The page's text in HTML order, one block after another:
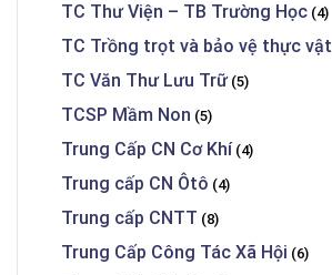
TC Thư Viện – TB Trường Học (4)
TC Trồng trọt và bảo vệ thực vật
TC Văn Thư Lưu Trữ(5)
TCSP Mầm Non (5)
Trung Cấp CN Cơ Khí (4)
Trung cấp CN Ôtô (4)
Trung cấp CNTT (8)
Trung Cấp Công Tác Xã Hội (6)